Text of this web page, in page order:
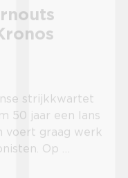
strijkkwartet
50 jaar een lans
voert graag werk
Op …